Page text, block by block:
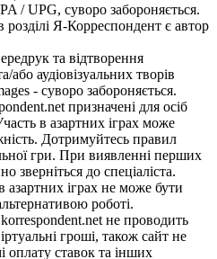
/ UPG, суворо забороняється.
Я-Корреспондент є автор
та відтворення
або аудіовізуальних творів
- суворо забороняється.
призначені для осіб
в азартних іграх може
Дотримуйтесь правил
гри. При виявленні перших
зверніться до спеціаліста.
іграх не може бути
роботі.
не проводить
гроші, також сайт не
оплату ставок та інших